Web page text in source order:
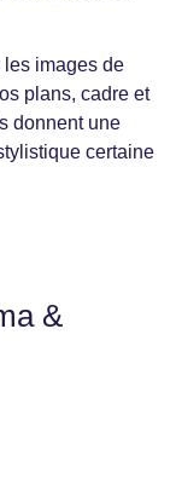
les images de
plans, cadre et
donnent une
certaine
&